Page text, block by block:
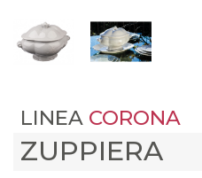
LINEA CORONA
ZUPPIERA